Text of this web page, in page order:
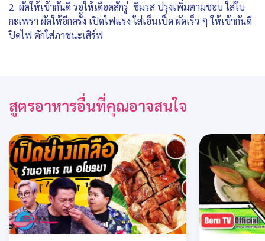
2 ผัดให้เข้ากันดี รอให้เดือดสักรู่ ชิมรส ปรุงเพิ่มตามชอบ ใส่ใบ
กะเพรา ผัดให้อีกครั้ง เปิดไฟแรง ใส่เอ็นเป็ด ผัดเร็ว ๆ ให้เข้ากันดี
ปิดไฟ ตักใส่ภาชนะเสิร์ฟ
สูตรอาหารอื่นที่คุณอาจสนใจ